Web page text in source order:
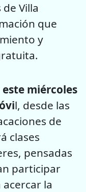
Villa
que
y
miércoles
l, desde las
de
clases
pensadas
participar
la